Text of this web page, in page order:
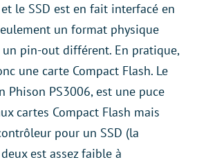
le SSD est en fait interfacé en
un format physique
pin-out différent. En pratique,
une carte Compact Flash. Le
Phison PS3006, est une puce
cartes Compact Flash mais
pour un SSD (la
est assez faible à